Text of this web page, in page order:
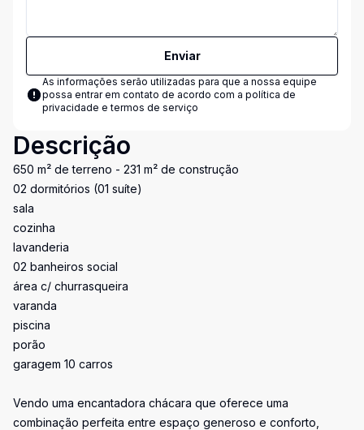
Enviar
As informações serão utilizadas para que a nossa equipe
possa entrar em contato de acordo com a política de
privacidade e termos de serviço
Descrição
650 m² de terreno - 231 m² de construção
02 dormitórios (01 suíte)
sala
cozinha
lavanderia
02 banheiros social
área c/ churrasqueira
varanda
piscina
porão
garagem 10 carros
Vendo uma encantadora chácara que oferece uma
combinação perfeita entre espaço generoso e conforto,